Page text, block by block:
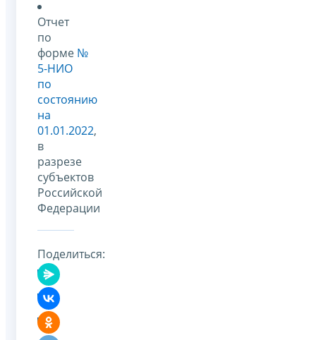
Отчет
по
форме №
5-НИО
по
состоянию
на
01.01.2022,
в
разрезе
субъектов
Российской
Федерации
Поделиться: